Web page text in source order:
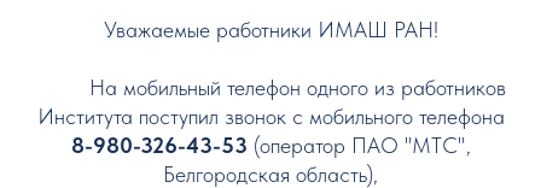
Уважаемые работники ИМАШ РАН!
На мобильный телефон одного из работников
Института поступил звонок с мобильного телефона
8-980-326-43-53 (оператор ПАО "МТС",
Белгородская область),